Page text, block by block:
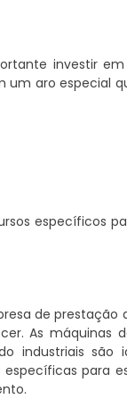
investir
um aro especial
específicos
de prestação
As máquinas
industriais são
para